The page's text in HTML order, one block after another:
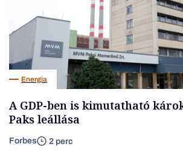
Energia
A GDP-ben is kimutatható
Paks leállása
Forbes 2 perc